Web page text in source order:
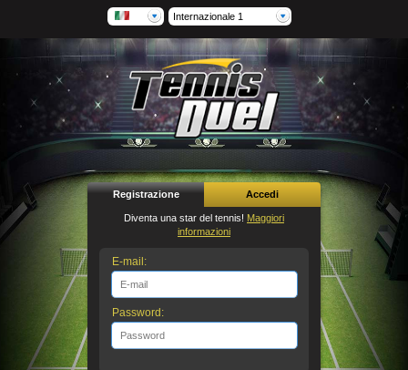
Internazionale 1
Registrazione Accedi
Diventa una star del tennis! Maggiori
informazioni
E-mail:
Password: